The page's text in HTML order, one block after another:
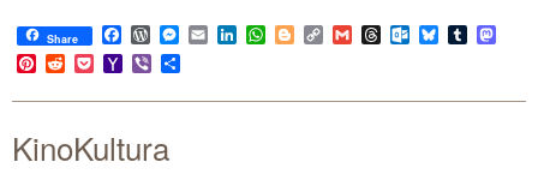
Share Facebook
WordPress
Messenger
EmailLinkedIn
WhatsApp
BloggerCopy
Link
GmailThreadsOutlook.com
BlueskyTumblr
Pinterest
RedditPocketYahoo
Mail
Viber
KinoKultura